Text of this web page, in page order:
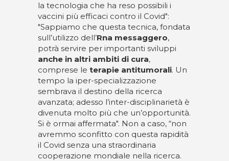
la tecnologia che ha reso possibili i
vaccini più efficaci contro il Covid":
"Sappiamo che questa tecnica, fondata
sull’utilizzo dell’Rna messaggero,
potrà servire per importanti sviluppi
anche in altri ambiti di cura,
comprese le terapie antitumorali. Un
tempo la iper-specializzazione
sembrava il destino della ricerca
avanzata; adesso l’inter-disciplinarietà è
divenuta molto più che un’opportunità.
Si è ormai affermata". Non a caso, “non
avremmo sconfitto con questa rapidità
il Covid senza una straordinaria
cooperazione mondiale nella ricerca.